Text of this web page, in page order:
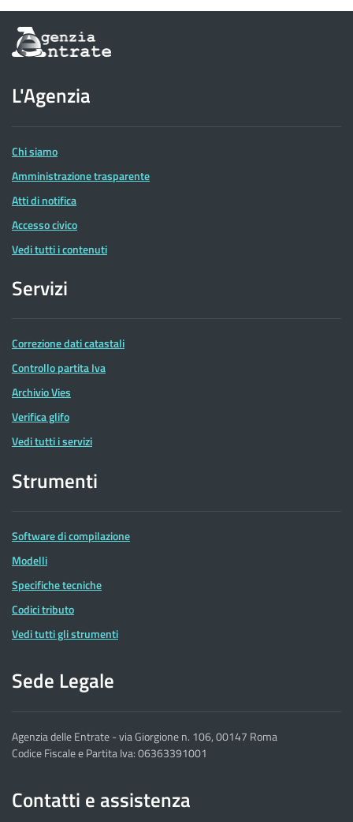
Informazioni
sul
dell'Agenzia
delle
Entrate
L'Agenzia
Chi siamo
Amministrazione trasparente
Atti di notifica
Accesso civico
Vedi tutti i contenuti
Servizi
Correzione dati catastali
Controllo partita Iva
Archivio Vies
Verifica glifo
Vedi tutti i servizi
Strumenti
Software di compilazione
Modelli
Specifiche tecniche
Codici tributo
Vedi tutti gli strumenti
Sede Legale
Agenzia delle Entrate - via Giorgione n. 106, 00147 Roma
Codice Fiscale e Partita Iva: 06363391001
Contatti e assistenza